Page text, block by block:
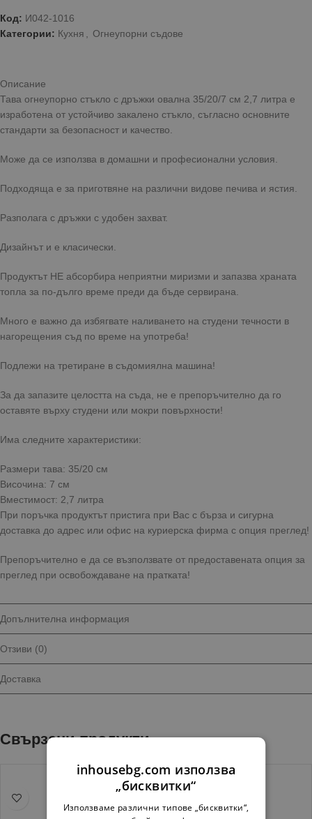
Код: И042-1016
Категории: Кухня Огнеупорни съдове
Описание
Тава огнеупорно стъкло с дръжки овална 35/20/7 см 2,7 литра е
изработена от устойчиво закалено стъкло, съгласно основните
стандарти за безопасност и качество.
Може да се използва в домашни и професионални условия.
Подходяща е за приготвяне на различни видове печива и ястия.
Разполага с дръжки с удобен захват.
Дизайнът и е класически.
Продуктът НЕ абсорбира неприятни миризми и запазва храната
топла за по-дълго време преди да бъде сервирана.
Много е важно да избягвате наливането на студени течности в
нагорещения съд по време на употреба!
Подлежи на третиране в съдомиялна машина!
За да запазите целостта на съда, не е препоръчително да го
оставяте върху студени или мокри повърхности!
Има следните характеристики:
Размери тава: 35/20 см
Височина: 7 см
Вместимост: 2,7 литра
При поръчка продуктът пристига при Вас с бърза и сигурна
доставка до адрес или офис на куриерска фирма с опция преглед!
Препоръчително е да се възползвате от предоставената опция за
преглед при освобождаване на пратката!
Допълнителна информация
Отзиви (0)
Доставка
Свързани продукти
inhousebg.com използва
„бисквитки“
Използваме различни типове „бисквитки“,